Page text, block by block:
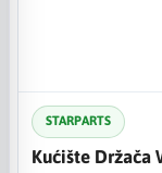
STARPARTS
Kućište Držača